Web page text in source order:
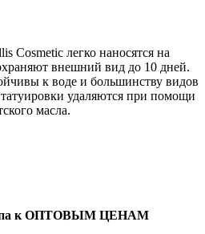
Cosmetic легко наносятся на
внешний вид до 10 дней.
к воде и большинству видов
удаляются при помощи
масла.
к ОПТОВЫМ ЦЕНАМ